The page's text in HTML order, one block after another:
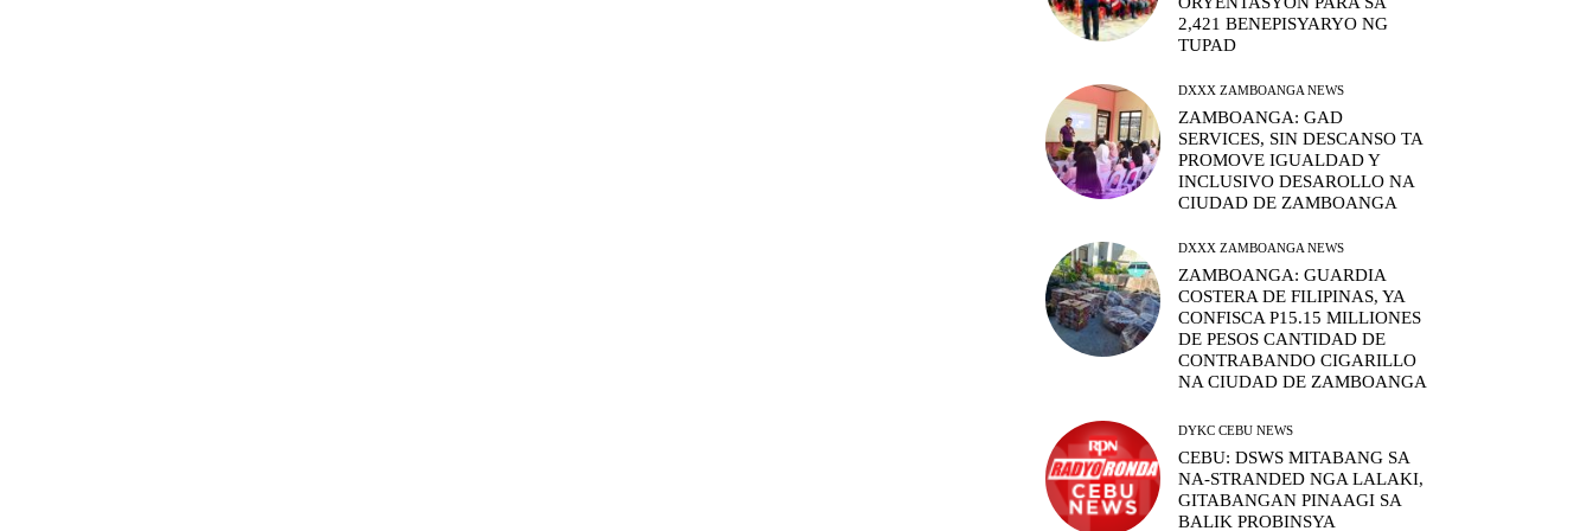
2,421 BENEPISYARYO NG
TUPAD
DXXX ZAMBOANGA NEWS
ZAMBOANGA: GAD
SERVICES, SIN DESCANSO TA
PROMOVE IGUALDAD Y
INCLUSIVO DESAROLLO NA
CIUDAD DE ZAMBOANGA
DXXX ZAMBOANGA NEWS
ZAMBOANGA: GUARDIA
COSTERA DE FILIPINAS, YA
CONFISCA P15.15 MILLIONES
DE PESOS CANTIDAD DE
CONTRABANDO CIGARILLO
NA CIUDAD DE ZAMBOANGA
DYKC CEBU NEWS
CEBU: DSWS MITABANG SA
NA-STRANDED NGA LALAKI,
GITABANGAN PINAAGI SA
BALIK PROBINSYA